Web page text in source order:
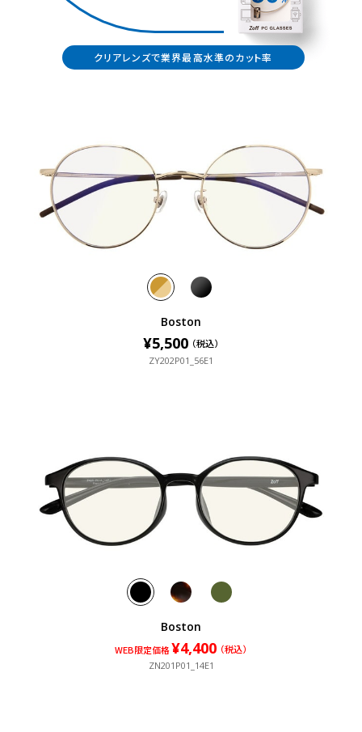
クリアレンズで業界最高水準のカット率
Boston
¥5,500 （税込）
ZY202P01_56E1
¥5,500 （税込）
Boston
WEB限定価格¥4,400 （税込）
ZN201P01_14E1
¥4,400 （税込）
¥4,400 （税込）